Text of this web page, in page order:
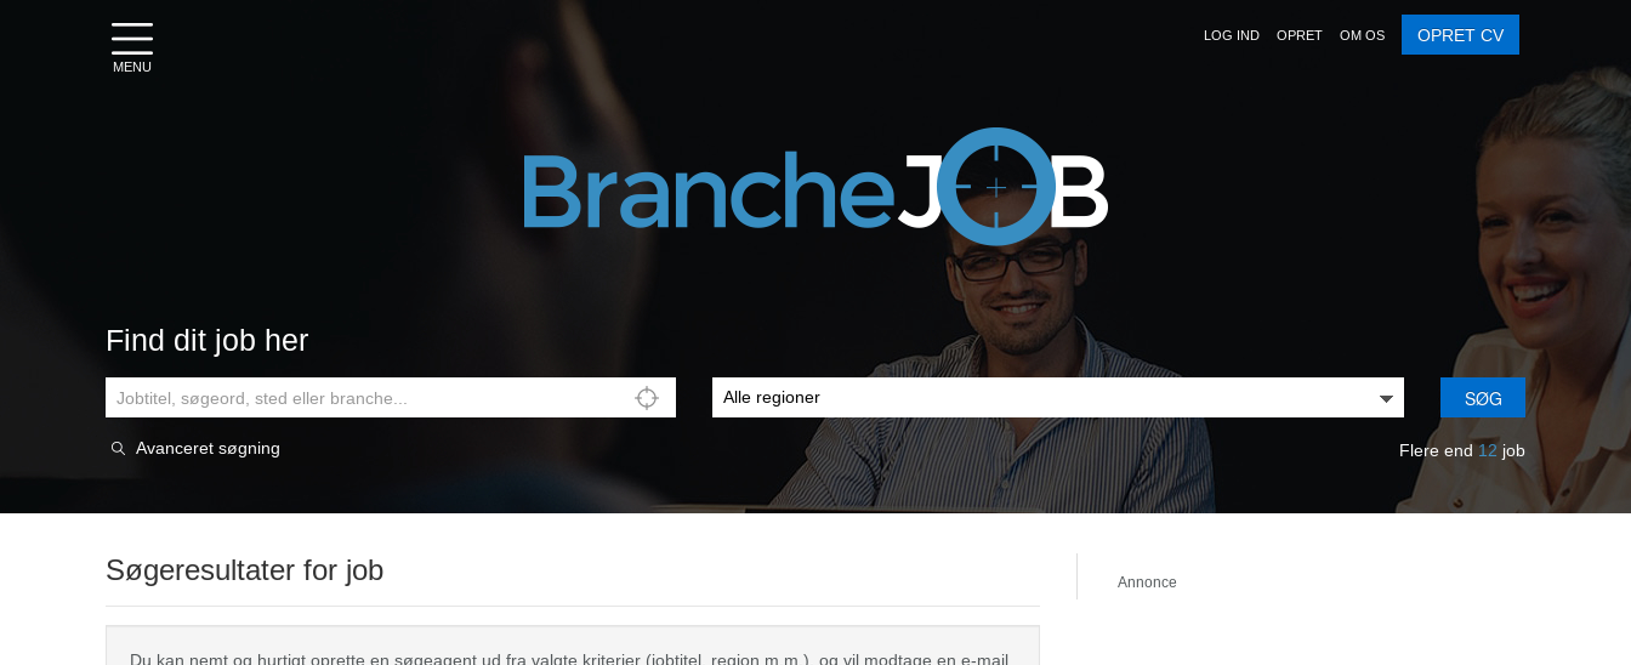
MENU
LOG IND OPRET OM OS OPRET CV
Find dit job her
SØG
Avanceret søgning Flere end 12 job
Søgeresultater for job
Du kan nemt og hurtigt oprette en søgeagent ud fra valgte kriterier (jobtitel, region m.m.), og vil modtage en e-mail
Annonce